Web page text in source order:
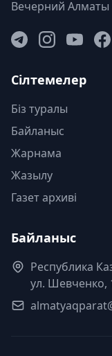
Вечерний Алматы
Сілтемелер
Біз туралы
Байланыс
Жарнама
Жазылу
Газет архиві
Байланыс
Республика
ул. Шевченко,